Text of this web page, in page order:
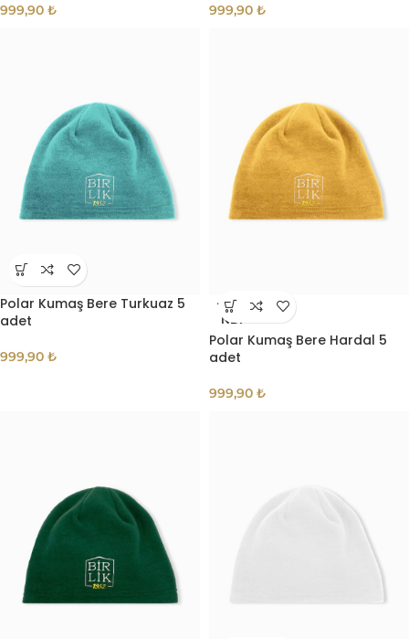
999,90 ₺ 999,90 ₺
Polar Kumaş Bere Turkuaz 5
adet
999,90 ₺
TÜKE
NDI
Polar Kumaş Bere Hardal 5
adet
999,90 ₺